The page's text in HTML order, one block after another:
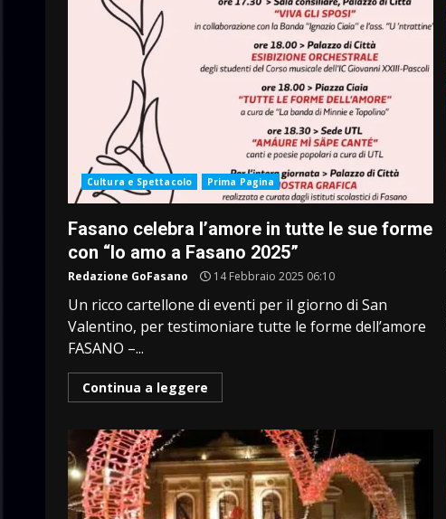
Cultura e Spettacolo Prima Pagina
Fasano celebra l’amore in tutte le sue forme
con “Io amo a Fasano 2025”
Redazione GoFasano 14 Febbraio 2025 06:10
Un ricco cartellone di eventi per il giorno di San
Valentino, per testimoniare tutte le forme dell’amore
FASANO –...
Continua a leggere